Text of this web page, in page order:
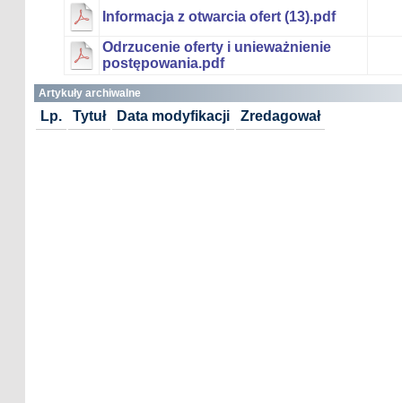
Informacja z otwarcia ofert (13).pdf
Odrzucenie oferty i unieważnienie
postępowania.pdf
Artykuły archiwalne
Lp. Tytuł Data modyfikacji Zredagował